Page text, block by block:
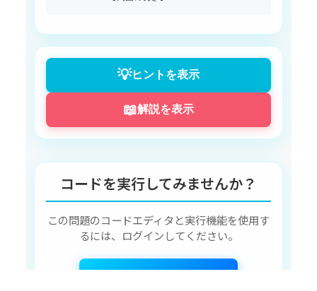
💡ヒントを表示
📖解説を表示
コードを実行してみませんか？
この問題のコードエディタと実行機能を使用す
るには、ログインしてください。